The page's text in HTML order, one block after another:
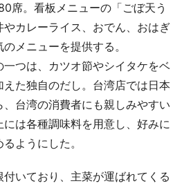
席。看板メニューの「ごぼ天う
カレーライス、おでん、おはぎ
メニューを提供する。
つは、カツオ節やシイタケをベ
た独自のだし。台湾店では日本
台湾の消費者にも親しみやすい
は各種調味料を用意し、好みに
ようにした。
いており、主菜が運ばれてくる